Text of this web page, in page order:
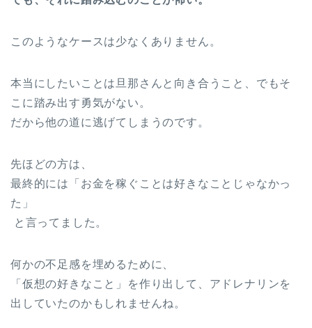
このようなケースは少なくありません。
本当にしたいことは旦那さんと向き合うこと、でもそ
こに踏み出す勇気がない。
だから他の道に逃げてしまうのです。
先ほどの方は、
最終的には「お金を稼ぐことは好きなことじゃなかっ
た」
と言ってました。
何かの不足感を埋めるために、
「仮想の好きなこと」を作り出して、アドレナリンを
出していたのかもしれませんね。